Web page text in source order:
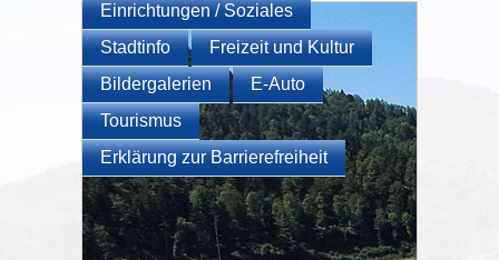
Einrichtungen / Soziales
Stadtinfo
Freizeit und Kultur
Bildergalerien
E-Auto
Tourismus
Erklärung zur Barrierefreiheit